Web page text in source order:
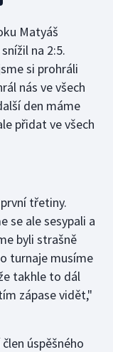
Matyáš
na 2:5.
si prohráli
nás ve všech
den máme
přidat ve všech
třetiny.
se ale sesypali a
byli strašně
turnaje musíme
takhle to dál
zápase vidět,"
úspěšného